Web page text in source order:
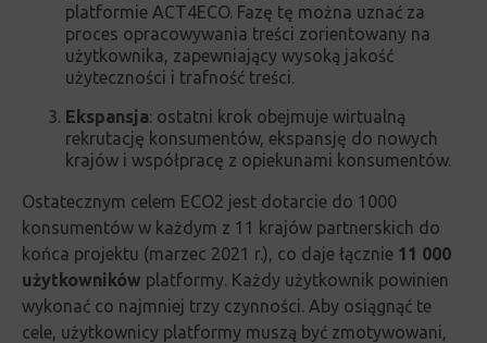
platformie ACT4ECO. Fazę tę można uznać za
proces opracowywania treści zorientowany na
użytkownika, zapewniający wysoką jakość
użyteczności i trafność treści.
Ekspansja: ostatni krok obejmuje wirtualną
rekrutację konsumentów, ekspansję do nowych
krajów i współpracę z opiekunami konsumentów.
Ostatecznym celem ECO2 jest dotarcie do 1000
konsumentów w każdym z 11 krajów partnerskich do
końca projektu (marzec 2021 r.), co daje łącznie 11 000
użytkowników platformy. Każdy użytkownik powinien
wykonać co najmniej trzy czynności. Aby osiągnąć te
cele, użytkownicy platformy muszą być zmotywowani,